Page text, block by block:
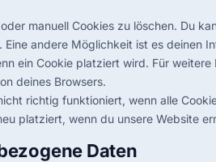
manuell Cookies zu löschen. Du
andere Möglichkeit ist es deinen
ein Cookie platziert wird. Für weitere
deines Browsers.
richtig funktioniert, wenn alle
platziert, wenn du unsere Website
Daten